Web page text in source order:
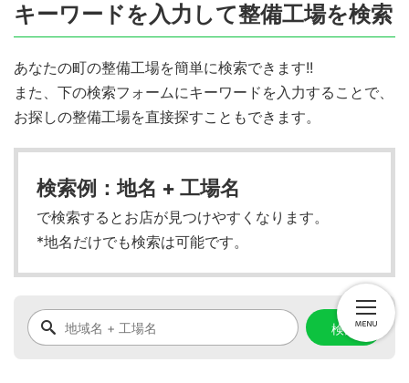
キーワードを入力して整備工場を検索
あなたの町の整備工場を簡単に検索できます!!
また、下の検索フォームにキーワードを入力することで、
お探しの整備工場を直接探すこともできます。
検索例：地名 + 工場名
で検索するとお店が見つけやすくなります。
*地名だけでも検索は可能です。